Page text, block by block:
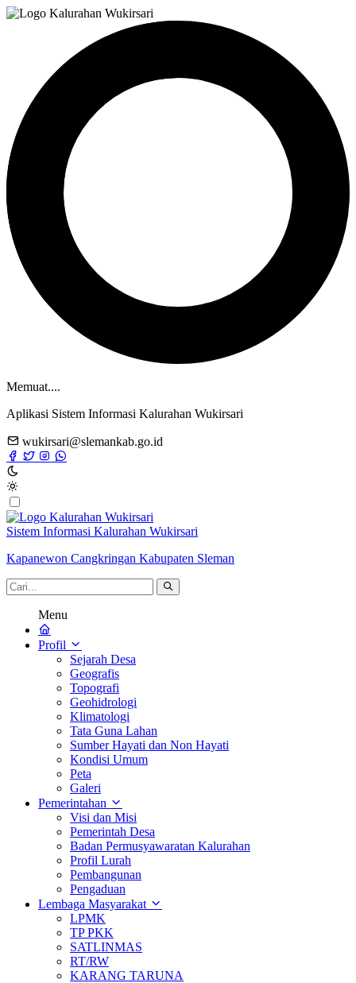
Memuat....
Aplikasi Sistem Informasi Kalurahan Wukirsari
wukirsari@slemankab.go.id
Sistem Informasi Kalurahan Wukirsari
Kapanewon Cangkringan Kabupaten Sleman
Menu
Profil
Sejarah Desa
Geografis
Topografi
Geohidrologi
Klimatologi
Tata Guna Lahan
Sumber Hayati dan Non Hayati
Kondisi Umum
Peta
Galeri
Pemerintahan
Visi dan Misi
Pemerintah Desa
Badan Permusyawaratan Kalurahan
Profil Lurah
Pembangunan
Pengaduan
Lembaga Masyarakat
LPMK
TP PKK
SATLINMAS
RT/RW
KARANG TARUNA